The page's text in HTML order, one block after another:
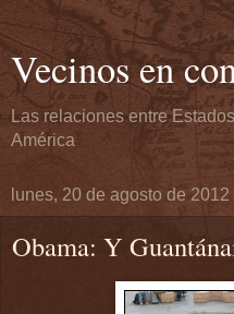
Vecinos en
Las relaciones entre
América
lunes, 20 de agosto de 2012
Obama: Y